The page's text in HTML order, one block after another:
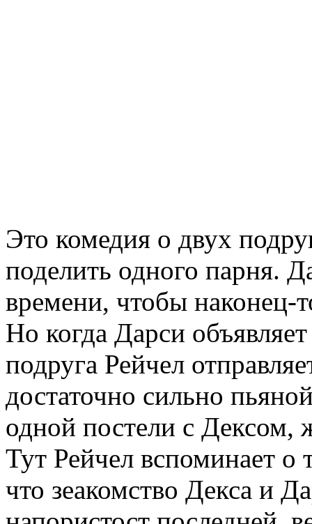
Это комедия о двух
поделить одного парня.
времени, чтобы наконец-
Но когда Дарси
подруга Рейчел
достаточно сильно
одной постели с Дексом,
Тут Рейчел вспоминает о
что зеакомство Декса и